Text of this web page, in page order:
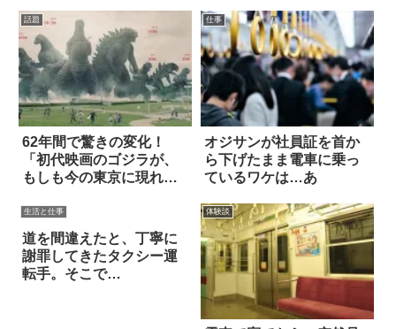
話題
62年間で驚きの変化！
「初代映画のゴジラが、
もしも今の東京に現れた
仕事
オジサンが社員証を首か
ら下げたまま電車に乗っ
ているワケは…あ
生活と仕事
道を間違えたと、丁寧に
謝罪してきたタクシー運
転手。そこで…
体験談